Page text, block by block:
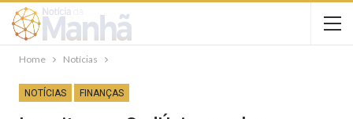
Home Notícias
NOTÍCIAS FINANÇAS